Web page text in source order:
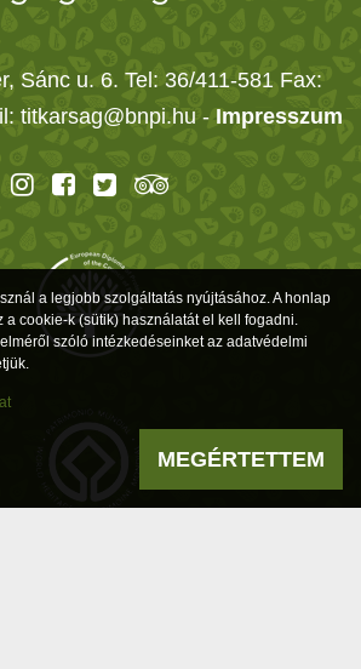
Sánc u. 6. Tel: 36/411-581 Fax:
titkarsag@bnpi.hu - Impresszum
a legjobb szolgáltatás nyújtásához. A honlap
a cookie-k (sütik) használatát el kell fogadni.
szóló intézkedéseinket az adatvédelmi
MEGÉRTETTEM